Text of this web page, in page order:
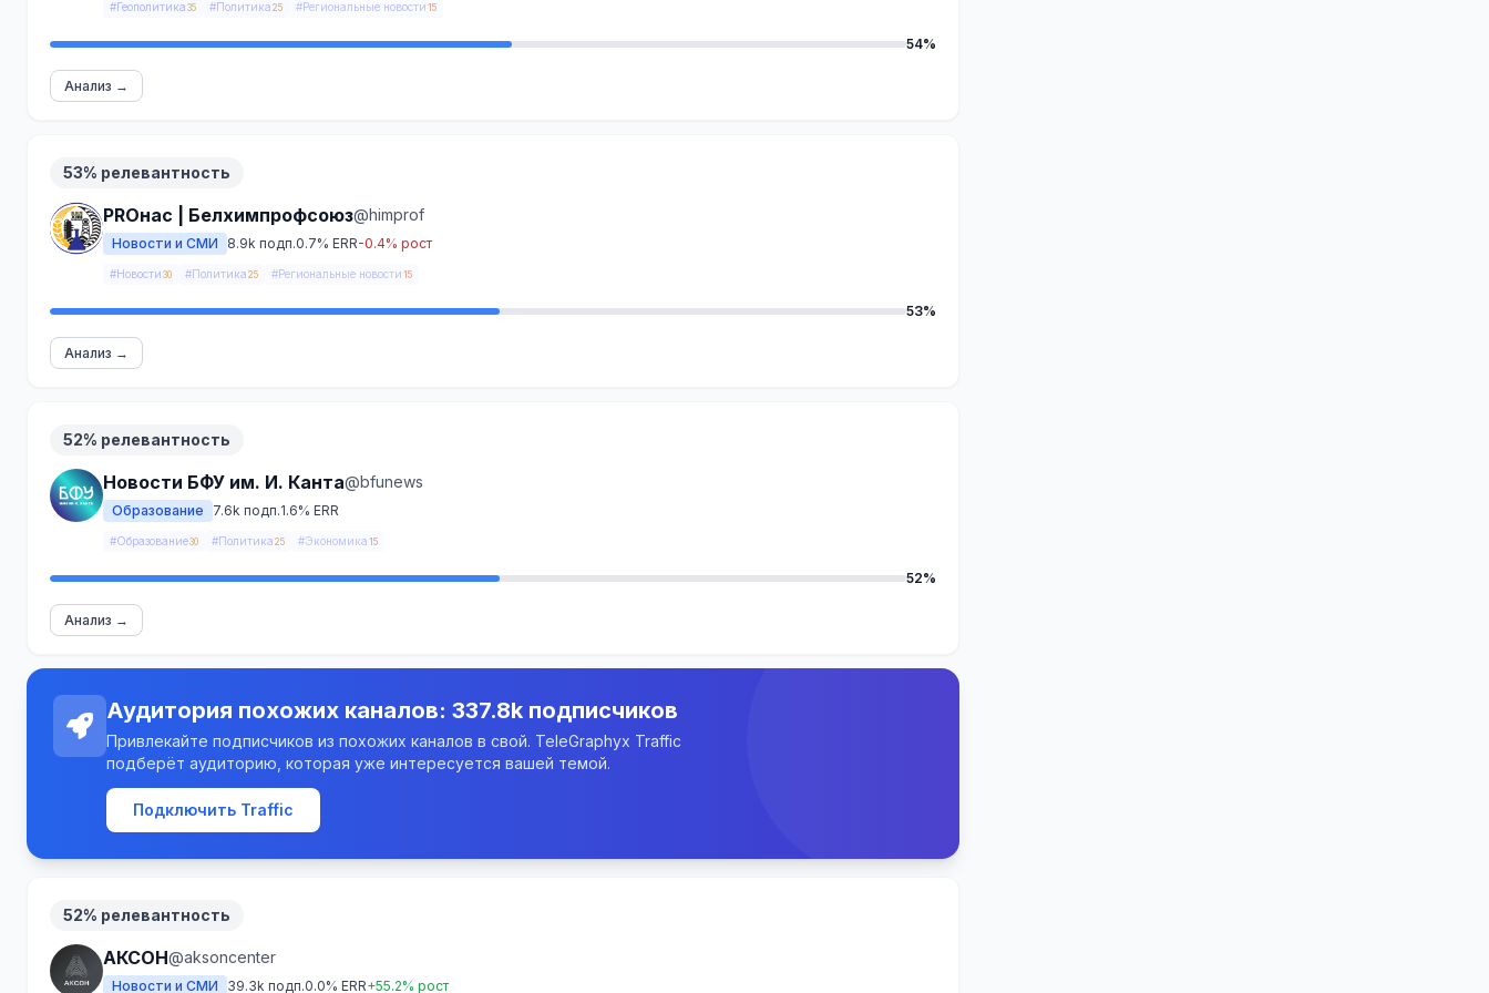
#Геополитика 35 #Политика 25 #Региональные новости 15
54%
Анализ →
53% релевантность
PROнас | Белхимпрофсоюз@himprof
Новости и СМИ 8.9k подп.0.7% ERR-0.4% рост
#Новости 30 #Политика 25 #Региональные новости 15
53%
Анализ →
52% релевантность
Новости БФУ им. И. Канта@bfunews
Образование 7.6k подп.1.6% ERR
#Образование30 #Политика 25 #Экономика 15
52%
Анализ →
Аудитория похожих каналов: 337.8k подписчиков
Привлекайте подписчиков из похожих каналов в свой. TeleGraphyx Traffic
подберёт аудиторию, которая уже интересуется вашей темой.
Подключить Traffic
52% релевантность
АКСОН@aksoncenter
Новости и СМИ 39.3k подп.0.0% ERR+55.2% рост